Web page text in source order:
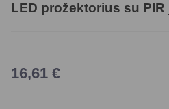
LED prožektorius su
16,61 €